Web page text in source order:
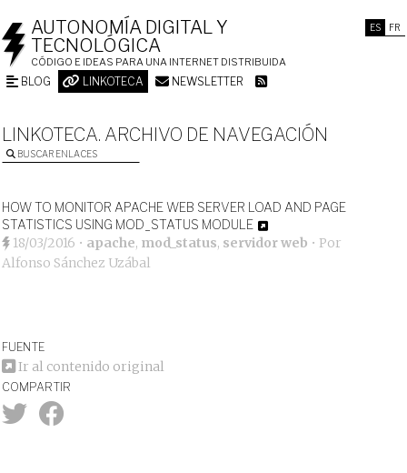
ES FR
AUTONOMÍA DIGITAL Y
TECNOLÓGICA
CÓDIGO E IDEAS PARA UNA INTERNET DISTRIBUIDA
BLOG LINKOTECA NEWSLETTER
LINKOTECA. ARCHIVO DE NAVEGACIÓN
BUSCAR ENLACES
HOW TO MONITOR APACHE WEB SERVER LOAD AND PAGE
STATISTICS USING MOD_STATUS MODULE
18/03/2016 • apache, mod_status, servidor web • Por
Alfonso Sánchez Uzábal
FUENTE
Ir al contenido original
COMPARTIR